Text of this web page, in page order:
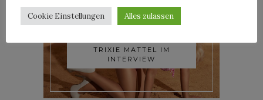
TRIXIE MATTEL IM
INTERVIEW
Cookie Einstellungen Alles zulassen